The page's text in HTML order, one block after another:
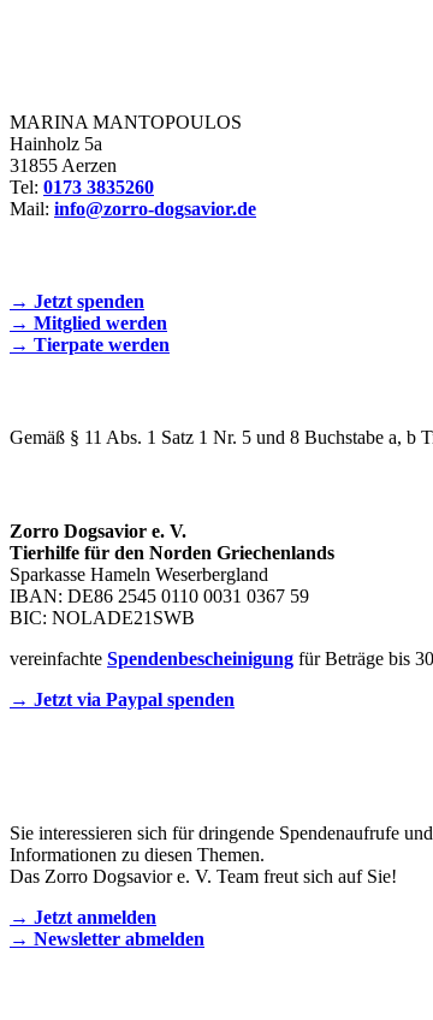
MARINA MANTOPOULOS
Hainholz 5a
31855 Aerzen
Tel: 0173 3835260
Mail: info@zorro-dogsavior.de
→ Jetzt spenden
→ Mitglied werden
→ Tierpate werden
Gemäß § 11 Abs. 1 Satz 1 Nr. 5 und 8 Buchstabe a, b
Zorro Dogsavior e. V.
Tierhilfe für den Norden Griechenlands
Sparkasse Hameln Weserbergland
IBAN: DE86 2545 0110 0031 0367 59
BIC: NOLADE21SWB
vereinfachte Spendenbescheinigung für Beträge bis
→ Jetzt via Paypal spenden
Sie interessieren sich für dringende Spendenaufrufe
Informationen zu diesen Themen.
Das Zorro Dogsavior e. V. Team freut sich auf Sie!
→ Jetzt anmelden
→ Newsletter abmelden